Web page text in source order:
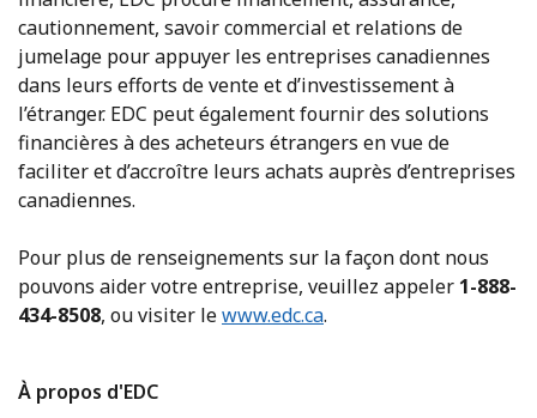
cautionnement, savoir commercial et relations de
jumelage pour appuyer les entreprises canadiennes
dans leurs efforts de vente et d’investissement à
l’étranger. EDC peut également fournir des solutions
financières à des acheteurs étrangers en vue de
faciliter et d’accroître leurs achats auprès d’entreprises
canadiennes.
Pour plus de renseignements sur la façon dont nous
pouvons aider votre entreprise, veuillez appeler 1-888-
434-8508, ou visiter lewww.edc.ca.
À propos d'EDC